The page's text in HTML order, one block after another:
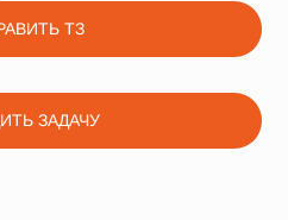
ТЗ
ЗАДАЧУ